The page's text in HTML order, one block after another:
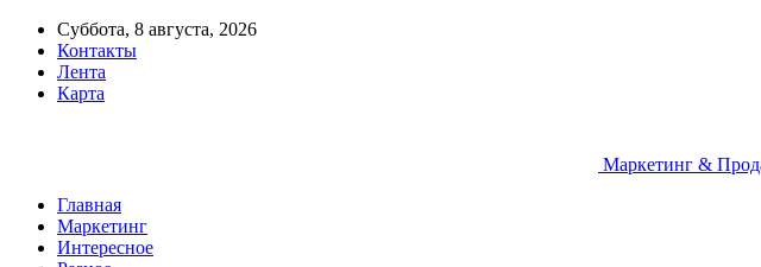
Суббота, 8 августа, 2026
Контакты
Лента
Карта
Маркетинг &
Главная
Маркетинг
Интересное